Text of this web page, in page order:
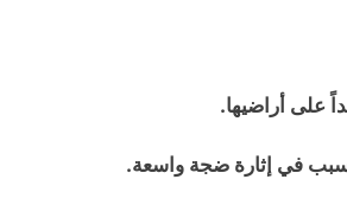
على أراضيها.
في إثارة ضجة واسعة.